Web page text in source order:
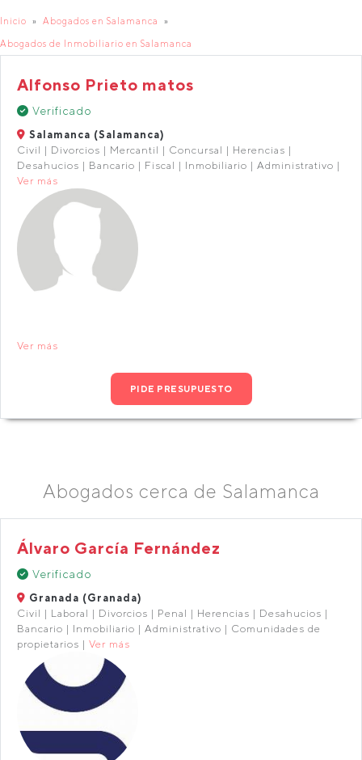
Inicio Abogados en Salamanca
Abogados de Inmobiliario en Salamanca
Alfonso Prieto matos
Verificado
Salamanca (Salamanca)
Civil | Divorcios | Mercantil | Concursal | Herencias |
Desahucios | Bancario | Fiscal | Inmobiliario | Administrativo |
Ver más
Ver más
PIDE PRESUPUESTO
Abogados cerca de Salamanca
Álvaro García Fernández
Verificado
Granada (Granada)
Civil | Laboral | Divorcios | Penal | Herencias | Desahucios |
Bancario | Inmobiliario | Administrativo | Comunidades de
propietarios | Ver más